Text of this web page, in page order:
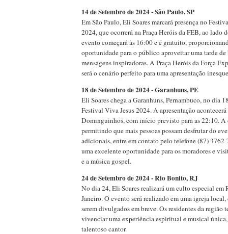
14 de Setembro de 2024 - São Paulo, SP
Em São Paulo, Eli Soares marcará presença no
2024, que ocorrerá na Praça Heróis da FEB, ao lado
evento começará às 16:00 e é gratuito,
oportunidade para o público aproveitar uma tarde de
mensagens inspiradoras. A Praça Heróis da Força
será o cenário perfeito para uma apresentação
18 de Setembro de 2024 - Garanhuns, PE
Eli Soares chega a Garanhuns, Pernambuco, no dia
Festival Viva Jesus 2024. A apresentação acontecerá
Dominguinhos, com início previsto para as 22:10. A
permitindo que mais pessoas possam desfrutar do
adicionais, entre em contato pelo telefone (87)
uma excelente oportunidade para os moradores e
e a música gospel.
24 de Setembro de 2024 - Rio Bonito, RJ
No dia 24, Eli Soares realizará um culto especial
Janeiro. O evento será realizado em uma igreja local,
serem divulgados em breve. Os residentes da região
vivenciar uma experiência espiritual e musical única,
talentoso cantor.